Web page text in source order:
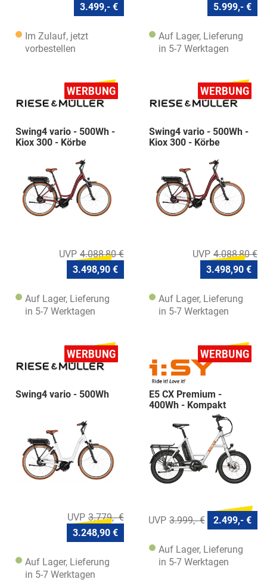
3.499,- €
Im Zulauf, jetzt
vorbestellen
5.999,- €
Auf Lager, Lieferung
in 5-7 Werktagen
Swing4 vario - 500Wh -
Kiox 300 - Körbe
4.088,80 €
3.498,90 €
Auf Lager, Lieferung
in 5-7 Werktagen
Swing4 vario - 500Wh -
Kiox 300 - Körbe
4.088,80 €
3.498,90 €
Auf Lager, Lieferung
in 5-7 Werktagen
Swing4 vario - 500Wh
3.779,- €
3.248,90 €
Auf Lager, Lieferung
in 5-7 Werktagen
E5 CX Premium -
400Wh - Kompakt
3.999,- € 2.499,- €
Auf Lager, Lieferung
in 5-7 Werktagen